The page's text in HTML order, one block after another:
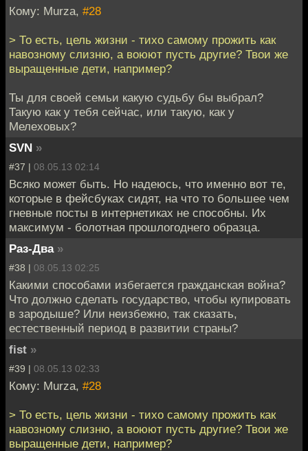
Кому: Murza, #28
> То есть, цель жизни - тихо самому прожить как
навозному слизню, а воюют пусть другие? Твои же
выращенные дети, например?
Ты для своей семьи какую судьбу бы выбрал?
Такую как у тебя сейчас, или такую, как у
Мелеховых?
SVN »
#37 | 08.05.13 02:14
Всяко может быть. Но надеюсь, что именно вот те,
которые в фейсбуках сидят, на что то большее чем
гневные посты в интернетиках не способны. Их
максимум - болотная прошлогоднего образца.
Раз-Два »
#38 | 08.05.13 02:25
Какими способами избегается гражданская война?
Что должно сделать государство, чтобы купировать
в зародыше? Или неизбежно, так сказать,
естественный период в развитии страны?
fist »
#39 | 08.05.13 02:33
Кому: Murza, #28
> То есть, цель жизни - тихо самому прожить как
навозному слизню, а воюют пусть другие? Твои же
выращенные дети, например?